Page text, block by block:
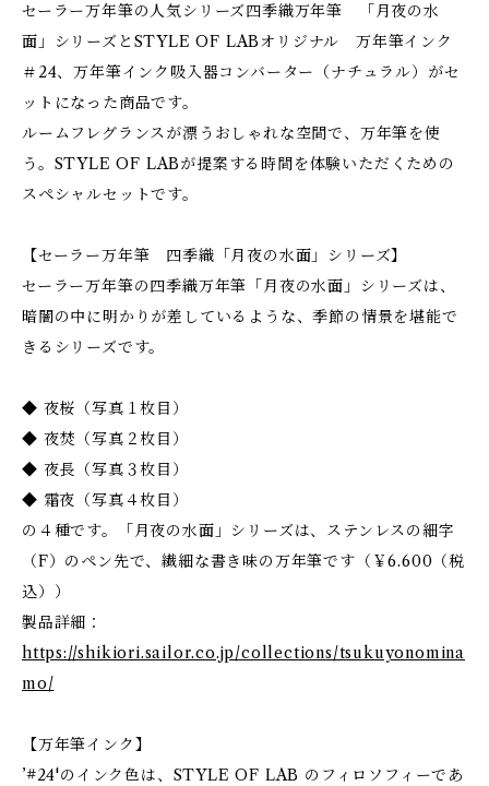
セーラー万年筆の人気シリーズ四季織万年筆 「月夜の水
面」シリーズとSTYLE OF LABオリジナル 万年筆インク
＃24、万年筆インク吸入器コンバーター（ナチュラル）がセ
ットになった商品です。
ルームフレグランスが漂うおしゃれな空間で、万年筆を使
う。STYLE OF LABが提案する時間を体験いただくための
スペシャルセットです。
【セーラー万年筆 四季織「月夜の水面」シリーズ】
セーラー万年筆の四季織万年筆「月夜の水面」シリーズは、
暗闇の中に明かりが差しているような、季節の情景を堪能で
きるシリーズです。
◆ 夜桜（写真１枚目）
◆ 夜焚（写真２枚目）
◆ 夜長（写真３枚目）
◆ 霜夜（写真４枚目）
の４種です。「月夜の水面」シリーズは、ステンレスの細字
（F）のペン先で、繊細な書き味の万年筆です（￥6.600（税
込））
製品詳細：
https://shikiori.sailor.co.jp/collections/tsukuyonomina
mo/
【万年筆インク】
’#24'のインク色は、STYLE OF LAB のフィロソフィーであ